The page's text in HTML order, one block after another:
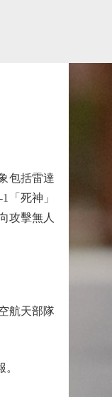
包括雷達
「死神」
攻擊無人
航天部隊